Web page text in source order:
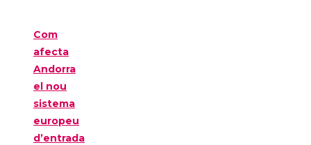
Com
afecta
Andorra
el nou
sistema
europeu
d’entrada